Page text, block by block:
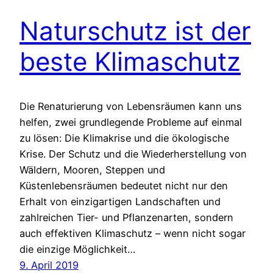
Naturschutz ist der
beste Klimaschutz
Die Renaturierung von Lebensräumen kann uns
helfen, zwei grundlegende Probleme auf einmal
zu lösen: Die Klimakrise und die ökologische
Krise. Der Schutz und die Wiederherstellung von
Wäldern, Mooren, Steppen und
Küstenlebensräumen bedeutet nicht nur den
Erhalt von einzigartigen Landschaften und
zahlreichen Tier- und Pflanzenarten, sondern
auch effektiven Klimaschutz – wenn nicht sogar
die einzige Möglichkeit…
9. April 2019